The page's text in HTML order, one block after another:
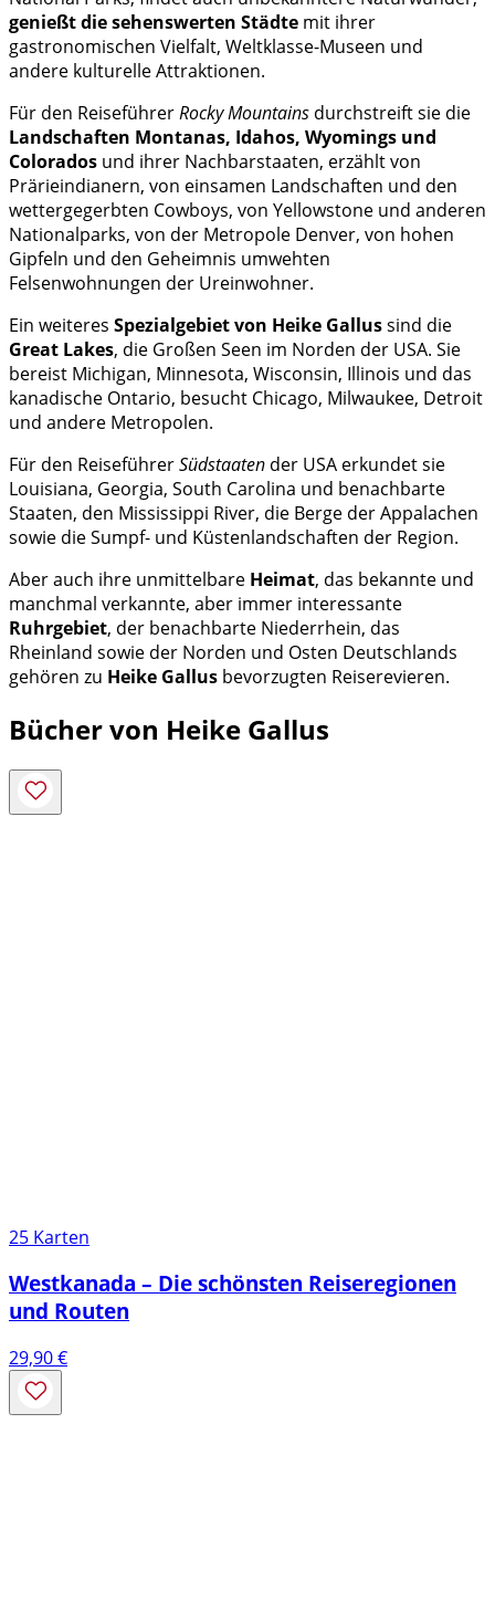
genießt die sehenswerten Städte mit ihrer
gastronomischen Vielfalt, Weltklasse-Museen und
andere kulturelle Attraktionen.
Für den ReiseführerRocky Mountains durchstreift sie die
Landschaften Montanas, Idahos, Wyomings und
Colorados und ihrer Nachbarstaaten, erzählt von
Prärieindianern, von einsamen Landschaften und den
wettergegerbten Cowboys, von Yellowstone und anderen
Nationalparks, von der Metropole Denver, von hohen
Gipfeln und den Geheimnis umwehten
Felsenwohnungen der Ureinwohner.
Ein weiteres Spezialgebiet von Heike Gallussind die
Great Lakes, die Großen Seen im Norden der USA. Sie
bereist Michigan, Minnesota, Wisconsin, Illinois und das
kanadische Ontario, besucht Chicago, Milwaukee, Detroit
und andere Metropolen.
Für den ReiseführerSüdstaaten der USA erkundet sie
Louisiana, Georgia, South Carolina und benachbarte
Staaten, den Mississippi River, die Berge der Appalachen
sowie die Sumpf- und Küstenlandschaften der Region.
Aber auch ihre unmittelbare Heimat, das bekannte und
manchmal verkannte, aber immer interessante
Ruhrgebiet, der benachbarte Niederrhein, das
Rheinland sowie der Norden und Osten Deutschlands
gehören zu Heike Gallus bevorzugten Reiserevieren.
Bücher von Heike Gallus
25 Karten
Westkanada – Die schönsten Reiseregionen
und Routen
29,90€